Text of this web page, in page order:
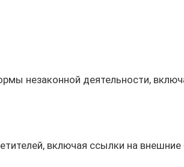
незаконной деятельности,
включая ссылки на